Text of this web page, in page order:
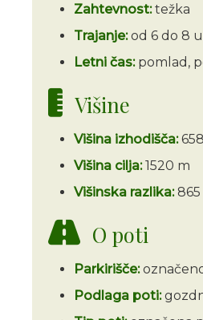
Zahtevnost:težka
Trajanje:od 6 do 8
Letni čas:pomlad,
Višine
Višina izhodišča:
Višina cilja:1520 m
Višinska razlika:865
O poti
Parkirišče:
Podlaga poti: